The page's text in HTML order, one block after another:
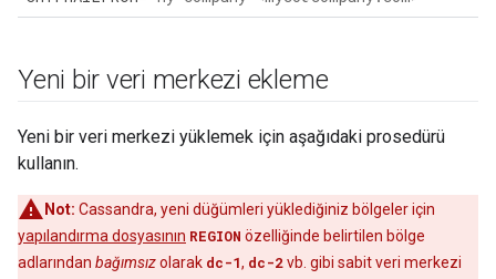
Yeni bir veri merkezi ekleme
Yeni bir veri merkezi yüklemek için aşağıdaki prosedürü
kullanın.
Not: Cassandra, yeni düğümleri yüklediğiniz bölgeler için
yapılandırma dosyasının REGION özelliğinde belirtilen bölge
adlarından bağımsızolarak dc-1, dc-2vb. gibi sabit veri merkezi